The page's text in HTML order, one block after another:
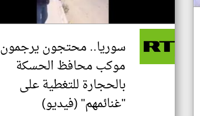
سوريا.. محتجون يرجمون
موكب محافظ الحسكة
بالحجارة للتغطية على
"غنائمهم" (فيديو)